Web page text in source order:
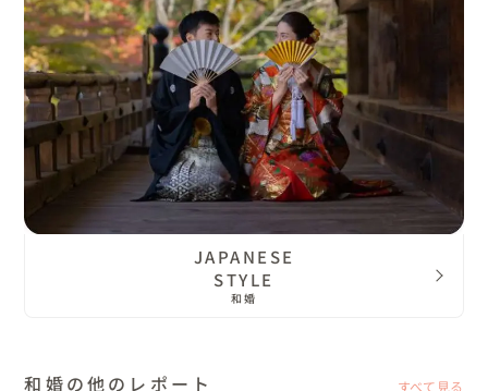
JAPANESE
STYLE
和婚
和婚の他のレポート すべて見る